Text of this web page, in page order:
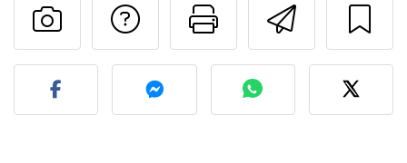
Imprimer
Poser une
Publier votre photo de